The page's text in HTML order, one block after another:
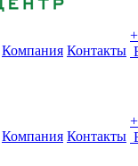
Компания Контакты
+
Компания Контакты
+